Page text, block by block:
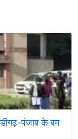
पंजाब के बम